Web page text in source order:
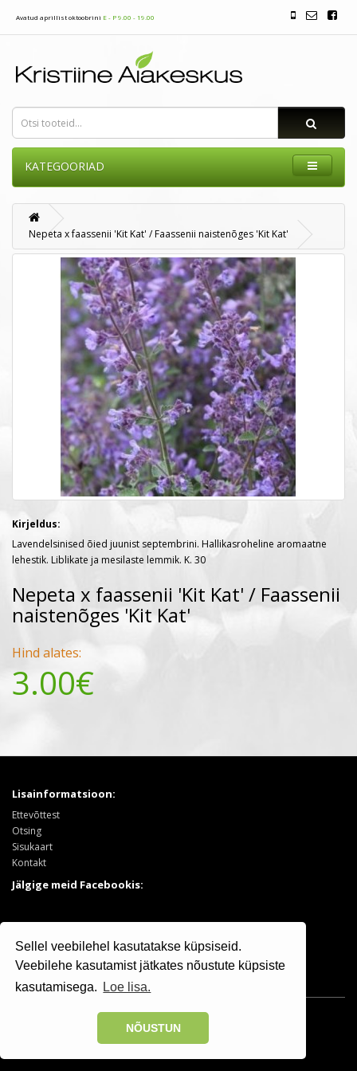
Sellel veebilehel kasutatakse küpsiseid.
Veebilehe kasutamist jätkates nõustute küpsiste
kasutamisega.
Loe lisa.
NÕUSTUN
Avatud aprillist oktoobrini E - P 9.00 - 19.00
KATEGOORIAD
Nepeta x faassenii 'Kit Kat' / Faassenii naistenõges 'Kit Kat'
Kirjeldus:
Lavendelsinised õied juunist septembrini. Hallikasroheline aromaatne
lehestik. Liblikate ja mesilaste lemmik. K. 30
Nepeta x faassenii 'Kit Kat' / Faassenii
naistenõges 'Kit Kat'
3.00€
Hind alates:
Lisainformatsioon:
Ettevõttest
Otsing
Sisukaart
Kontakt
Jälgige meid Facebookis:
Puukool
Sooduspakkumised
Osaühing Kristiine Puukool © 2025 | +372 506 7799